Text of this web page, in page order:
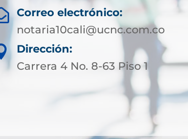
Correo electrónico:
notaria10cali@ucnc.com.co
Dirección:
Carrera 4 No. 8-63 Piso 1